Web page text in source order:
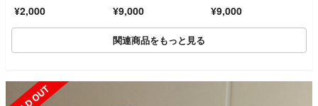
¥2,000 ¥9,000 ¥9,000
関連商品をもっと見る